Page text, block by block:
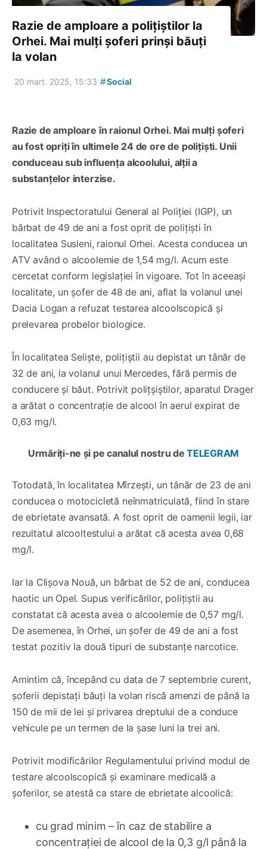
Razie de amploare a polițiștilor la
Orhei. Mai mulți șoferi prinși băuți
la volan
20 mart. 2025, 15:33 #Social
Razie de amploare în raionul Orhei. Mai mulți șoferi
au fost opriți în ultimele 24 de ore de polițiști. Unii
conduceau sub influența alcoolului, alții a
substanțelor interzise.
Potrivit Inspectoratului General al Poliției (IGP), un
bărbat de 49 de ani a fost oprit de polițiști în
localitatea Susleni, raionul Orhei. Acesta conducea un
ATV având o alcoolemie de 1,54 mg/l. Acum este
cercetat conform legislației în vigoare. Tot în aceeași
localitate, un șofer de 48 de ani, aflat la volanul unei
Dacia Logan a refuzat testarea alcoolscopică și
prelevarea probelor biologice.
În localitatea Seliște, polițiștii au depistat un tânăr de
32 de ani, la volanul unui Mercedes, fără permis de
conducere și băut. Potrivit polițșiștilor, aparatul Drager
a arătat o concentrație de alcool în aerul expirat de
0,63 mg/l.
Urmăriți-ne și pe canalul nostru deTELEGRAM
Totodată, în localitatea Mîrzești, un tânăr de 23 de ani
conducea o motocicletă neînmatriculată, fiind în stare
de ebrietate avansată. A fost oprit de oamenii legii, iar
rezultatul alcooltestului a arătat că acesta avea 0,68
mg/l.
Iar la Clișova Nouă, un bărbat de 52 de ani, conducea
haotic un Opel. Supus verificărilor, polițiștii au
constatat că acesta avea o alcoolemie de 0,57 mg/l.
De asemenea, în Orhei, un șofer de 49 de ani a fost
testat pozitiv la două tipuri de substanțe narcotice.
Amintim că, începând cu data de 7 septembrie curent,
șoferii depistați băuți la volan riscă amenzi de până la
150 de mii de lei și privarea dreptului de a conduce
vehicule pe un termen de la șase luni la trei ani.
Potrivit modificărilor Regulamentului privind modul de
testare alcoolscopică și examinare medicală a
șoferilor, se atestă ca stare de ebrietate alcoolică:
cu grad minim – în caz de stabilire a
concentrației de alcool de la 0,3 g/l până la